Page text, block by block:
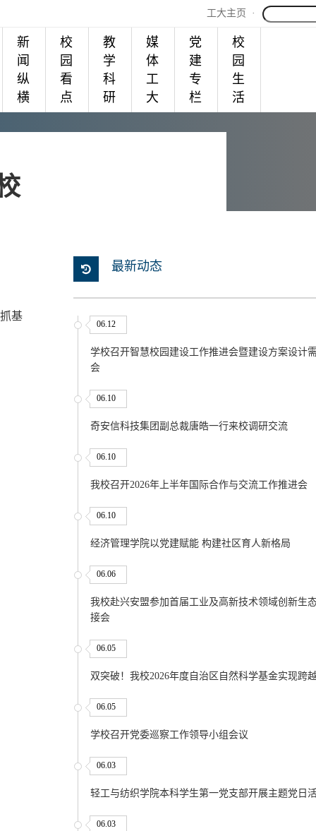
工大主页 ·
新
闻
纵
横
校
园
看
点
教
学
科
研
媒
体
工
大
党
建
专
栏
校
园
生
活
基
最新动态
06.12
学校召开智慧校园建设工作推进会暨建设方案设计
会
06.10
奇安信科技集团副总裁唐皓一行来校调研交流
06.10
我校召开2026年上半年国际合作与交流工作推进会
06.10
经济管理学院以党建赋能 构建社区育人新格局
06.06
我校赴兴安盟参加首届工业及高新技术领域创新生
接会
06.05
双突破！我校2026年度自治区自然科学基金实现跨
06.05
学校召开党委巡察工作领导小组会议
06.03
轻工与纺织学院本科学生第一党支部开展主题党日
06.03